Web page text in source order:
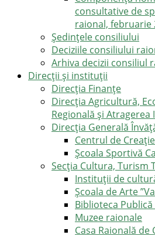
consultative de
raional, februarie
Şedinţele consiliului
Deciziile consiliului
Arhiva decizii consiliul
Direcții și instituții
Direcţia Finanţe
Direcția Agricultură,
Regională și
Direcția Generală
Centrul de
Școala Sportivă
Secția Cultura, Turism
Instituții de
Școala de Arte
Biblioteca Publică
Muzee raionale
Casa Raională de